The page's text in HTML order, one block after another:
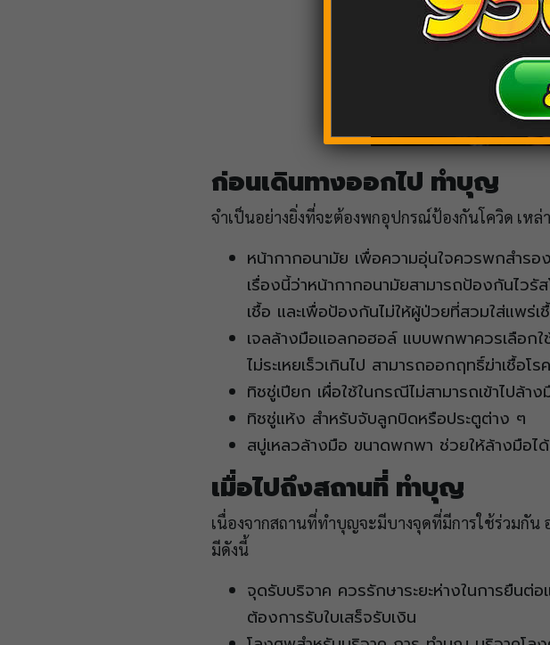
ก่อนเดินทางออกไป ทำบุญ
จำเป็นอย่างยิ่งที่จะต้องพกอุปกรณ์ป้องกันโควิด เหล่
หน้ากากอนามัย เพื่อความอุ่นใจควรพกสำร
เรื่องนี้ว่าหน้ากากอนามัยสามารถป้องกันไว
เชื้อ และเพื่อป้องกันไม่ให้ผู้ป่วยที่สวมใส่แพร่เ
เจลล้างมือแอลกอฮอล์ แบบพกพาควรเลือก
ไม่ระเหยเร็วเกินไป สามารถออกฤทธิ์ฆ่าเชื้อโ
ทิชชู่เปียก เผื่อใช้ในกรณีไม่สามารถเข้าไปล้า
ทิชชู่แห้ง สำหรับจับลูกบิดหรือประตูต่าง ๆ
สบู่เหลวล้างมือ ขนาดพกพา ช่วยให้ล้างมือไ
เมื่อไปถึงสถานที่ ทำบุญ
เนื่องจากสถานที่ทำบุญจะมีบางจุดที่มีการใช้ร่วมกัน
มีดังนี้
จุดรับบริจาค ควรรักษาระยะห่างในการยืนต่
ต้องการรับใบเสร็จรับเงิน